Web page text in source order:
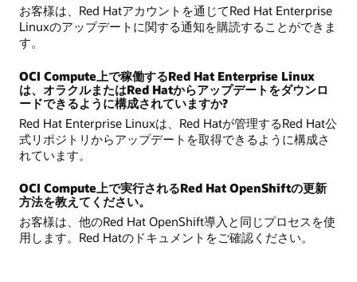
お客様は、Red Hatアカウントを通じてRed Hat Enterprise
Linuxのアップデートに関する通知を購読することができま
す。
OCI Compute上で稼働するRed Hat Enterprise Linux
は、オラクルまたはRed Hatからアップデートをダウンロ
ードできるように構成されていますか?
Red Hat Enterprise Linuxは、Red Hatが管理するRed Hat公
式リポジトリからアップデートを取得できるように構成さ
れています。
OCI Compute上で実行されるRed Hat OpenShiftの更新
方法を教えてください。
お客様は、他のRed Hat OpenShift導入と同じプロセスを使
用します。Red Hatのドキュメントをご確認ください。